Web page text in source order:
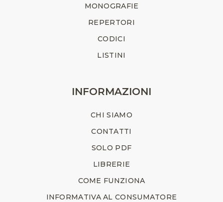
MONOGRAFIE
REPERTORI
CODICI
LISTINI
INFORMAZIONI
CHI SIAMO
CONTATTI
SOLO PDF
LIBRERIE
COME FUNZIONA
INFORMATIVA AL CONSUMATORE